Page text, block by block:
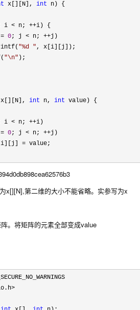
x[][N], int n) {
i < n; ++i) {
0; j < n; ++j)
"%d ", x[i][j]);
"\n" );
x[][N], int n, int value) {
i < n; ++i)
0; j < n; ++j)
= value;
x[][N],第二维的大小不能省略。实参写为x
。将矩阵的元素全部变成value